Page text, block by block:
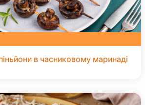
в часниковому маринаді